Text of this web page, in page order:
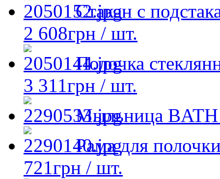
Стакан с
2 608грн / шт.
Полочка
3 311грн / шт.
Мыльница
Рама для
721грн / шт.